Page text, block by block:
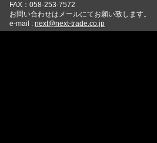
FAX：058-253-7572
お問い合わせはメールにてお願い致します。
e-mail : next@next-trade.co.jp